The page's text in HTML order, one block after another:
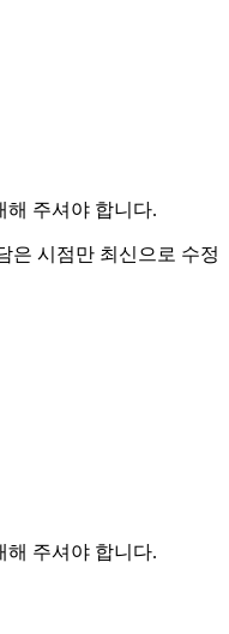
해 주셔야 합니다.
은 시점만 최신으로 수정
해 주셔야 합니다.